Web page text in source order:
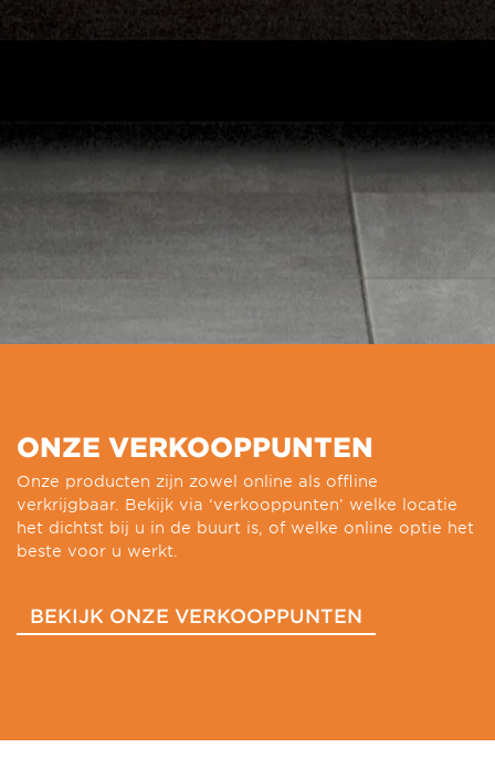
ONZE VERKOOPPUNTEN
Onze producten zijn zowel online als offline
verkrijgbaar. Bekijk via ‘verkooppunten’ welke locatie
het dichtst bij u in de buurt is, of welke online optie het
beste voor u werkt.
BEKIJK ONZE VERKOOPPUNTEN